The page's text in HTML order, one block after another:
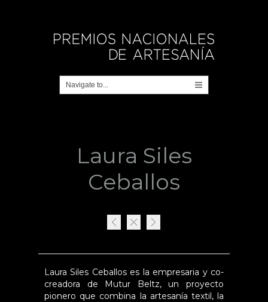
Laura Siles
Ceballos
Laura Siles Ceballos es la empresaria y co-
creadora de Mutur Beltz, un proyecto
pionero que combina la artesanía textil, la